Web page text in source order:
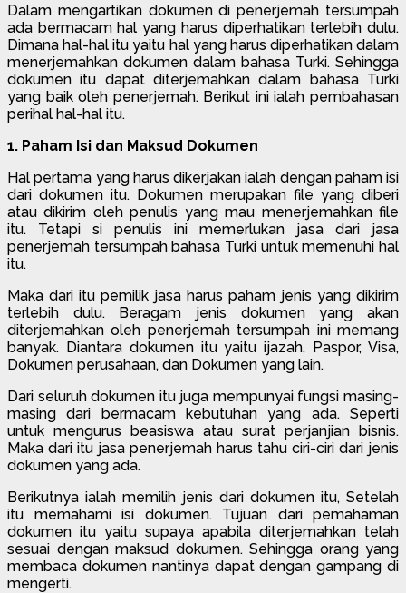
Dalam mengartikan dokumen di penerjemah tersumpah
ada bermacam hal yang harus diperhatikan terlebih dulu.
Dimana hal-hal itu yaitu hal yang harus diperhatikan dalam
menerjemahkan dokumen dalam bahasa Turki. Sehingga
dokumen itu dapat diterjemahkan dalam bahasa Turki
yang baik oleh penerjemah. Berikut ini ialah pembahasan
perihal hal-hal itu.
1. Paham Isi dan Maksud Dokumen
Hal pertama yang harus dikerjakan ialah dengan paham isi
dari dokumen itu. Dokumen merupakan file yang diberi
atau dikirim oleh penulis yang mau menerjemahkan file
itu. Tetapi si penulis ini memerlukan jasa dari jasa
penerjemah tersumpah bahasa Turki untuk memenuhi hal
itu.
Maka dari itu pemilik jasa harus paham jenis yang dikirim
terlebih dulu. Beragam jenis dokumen yang akan
diterjemahkan oleh penerjemah tersumpah ini memang
banyak. Diantara dokumen itu yaitu ijazah, Paspor, Visa,
Dokumen perusahaan, dan Dokumen yang lain.
Dari seluruh dokumen itu juga mempunyai fungsi masing-
masing dari bermacam kebutuhan yang ada. Seperti
untuk mengurus beasiswa atau surat perjanjian bisnis.
Maka dari itu jasa penerjemah harus tahu ciri-ciri dari jenis
dokumen yang ada.
Berikutnya ialah memilih jenis dari dokumen itu, Setelah
itu memahami isi dokumen. Tujuan dari pemahaman
dokumen itu yaitu supaya apabila diterjemahkan telah
sesuai dengan maksud dokumen. Sehingga orang yang
membaca dokumen nantinya dapat dengan gampang di
mengerti.